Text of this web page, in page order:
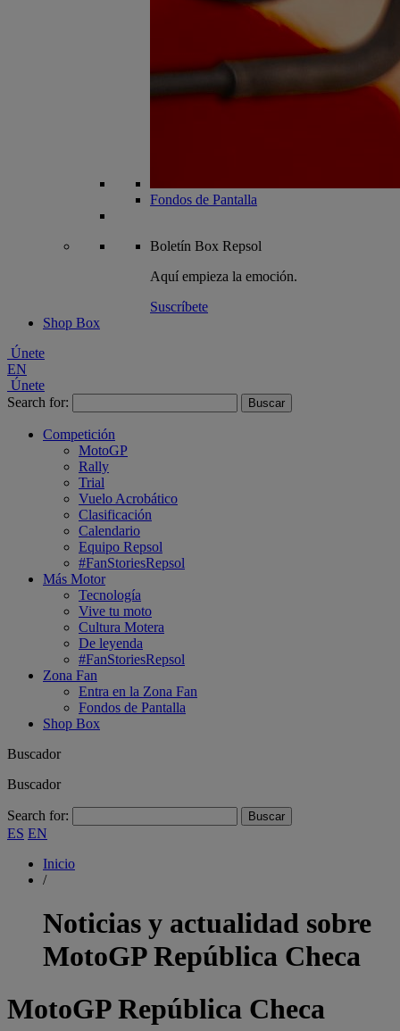
Fondos de Pantalla
Boletín Box Repsol
Aquí empieza la emoción.
Suscríbete
Shop Box
Únete
EN
Únete
Search for:
Competición
MotoGP
Rally
Trial
Vuelo Acrobático
Clasificación
Calendario
Equipo Repsol
#FanStoriesRepsol
Más Motor
Tecnología
Vive tu moto
Cultura Motera
De leyenda
#FanStoriesRepsol
Zona Fan
Entra en la Zona Fan
Fondos de Pantalla
Shop Box
Buscador
Buscador
Search for:
ES EN
Inicio
/
Noticias y actualidad sobre
MotoGP República Checa
MotoGP República Checa